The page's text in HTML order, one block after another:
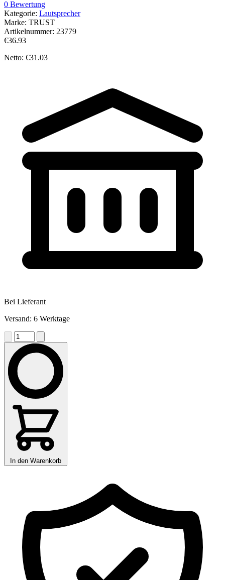
0 Bewertung
Kategorie: Lautsprecher
Marke: TRUST
Artikelnummer: 23779
€36.93
Netto: €31.03
Bei Lieferant
Versand: 6 Werktage
In den Warenkorb